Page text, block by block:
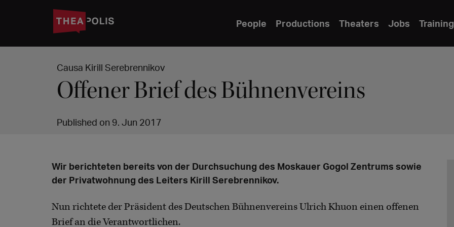
People Productions Theaters Jobs Training
Causa Kirill Serebrennikov
Offener Brief des Bühnenvereins
Published on 9. Jun 2017
Wir berichteten bereits von der Durchsuchung des Moskauer Gogol Zentrums sowie
der Privatwohnung des Leiters Kirill Serebrennikov.
Nun richtete der Präsident des Deutschen Bühnenvereins Ulrich Khuon einen offenen
Brief an die Verantwortlichen.